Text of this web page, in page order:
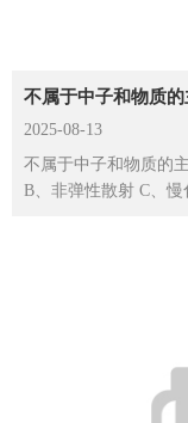
不属于中子和物质
2025-08-13
不属于中子和物质的
B、非弹性散射 C、